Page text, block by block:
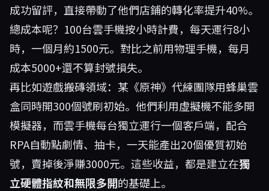
成功留評，直接帶動了他們店鋪的轉化率提升40%。
總成本呢？100台雲手機按小時計費，每天運行8小
時，一個月約1500元。對比之前用物理手機，每月
成本5000+還不算封號損失。
再比如遊戲搬磚領域：某《原神》代練團隊用蜂巢雲
盒同時開300個號刷初始。他們利用虛擬機不能多開
模擬器，而雲手機每台獨立運行一個客戶端，配合
RPA自動點劇情、抽卡，一天能產出20個優質初始
號，賣掉後淨賺3000元。這些收益，都是建立在獨
立硬體指紋和無限多開的基礎上。